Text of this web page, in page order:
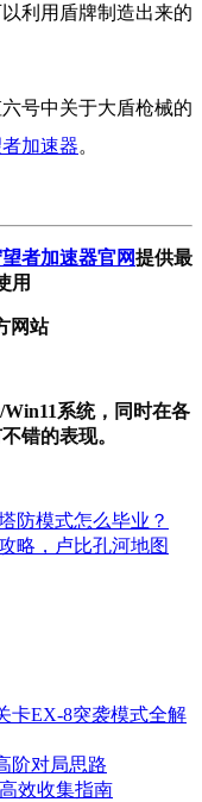
利用盾牌制造出来的
号中关于大盾枪械的
加速器。
者加速器官网提供最
用
系统，同时在各
错的表现。
防模式怎么毕业？
略，卢比孔河地图
卡EX-8突袭模式全解
阶对局思路
效收集指南